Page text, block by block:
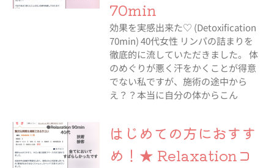
70min
効果を実感出来た♡ (Detoxification
70min) 40代女性 リンパの詰まりを
徹底的に流していただきました。 体
のめぐりが悪く汗をかくことが得意
でない私ですが、施術の途中から
え？？本当に自分の体からこん
はじめての方におすす
め！★ Relaxationコ